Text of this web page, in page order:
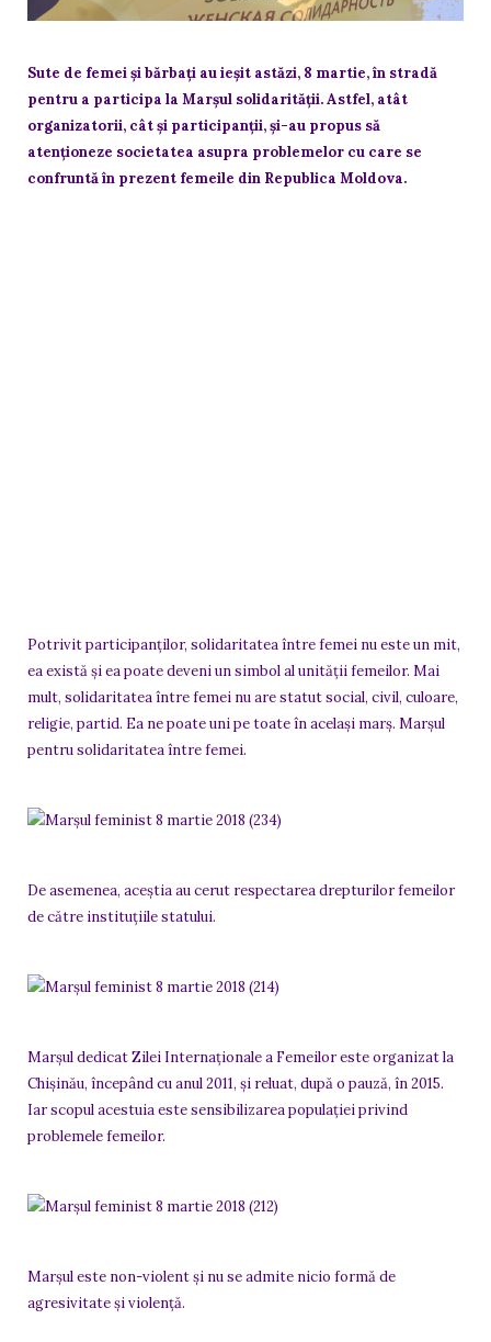
Sute de femei și bărbați au ieșit astăzi, 8 martie, în stradă
pentru a participa la Marşul solidarităţii. Astfel, atât
organizatorii, cât şi participanţii, şi-au propus să
atenţioneze societatea asupra problemelor cu care se
confruntă în prezent femeile din Republica Moldova.
Potrivit participanților, solidaritatea între femei nu este un mit,
ea există și ea poate deveni un simbol al unității femeilor. Mai
mult, solidaritatea între femei nu are statut social, civil, culoare,
religie, partid. Ea ne poate uni pe toate în același marș. Marșul
pentru solidaritatea între femei.
De asemenea, aceștia au cerut respectarea drepturilor femeilor
de către instituţiile statului.
Marșul dedicat Zilei Internaționale a Femeilor este organizat la
Chișinău, începând cu anul 2011, şi reluat, după o pauză, în 2015.
Iar scopul acestuia este sensibilizarea populației privind
problemele femeilor.
Marșul este non-violent și nu se admite nicio formă de
agresivitate și violență.